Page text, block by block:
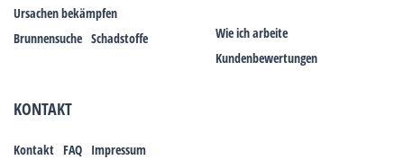
Ursachen bekämpfen
Brunnensuche Schadstoffe
Wie ich arbeite
Kundenbewertungen
KONTAKT
Kontakt FAQ Impressum